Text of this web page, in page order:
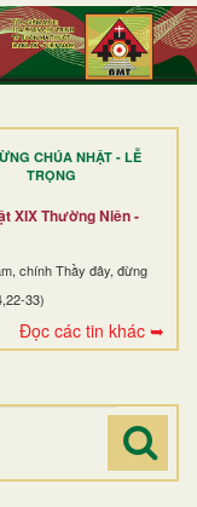
CHÚA NHẬT - LỄ
TRỌNG
XIX Thường Niên -
chính Thầy đây, đừng
33)
Đọc các tin khác ➥